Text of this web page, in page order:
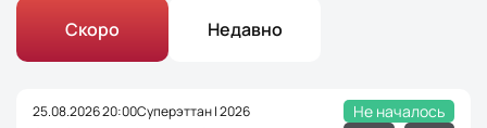
Скоро Недавно
25.08.2026 20:00Суперэттан | 2026
Не началось